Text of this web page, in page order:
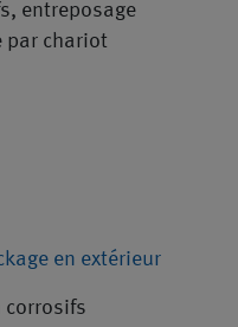
entreposage
par chariot
en extérieur